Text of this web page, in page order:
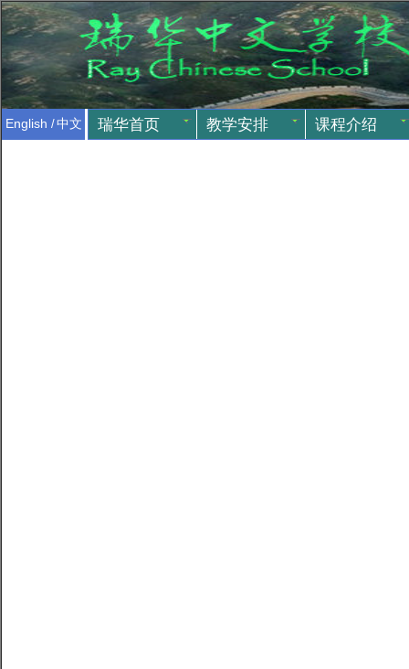
English /中文 瑞华首页 教学安排 课程介绍